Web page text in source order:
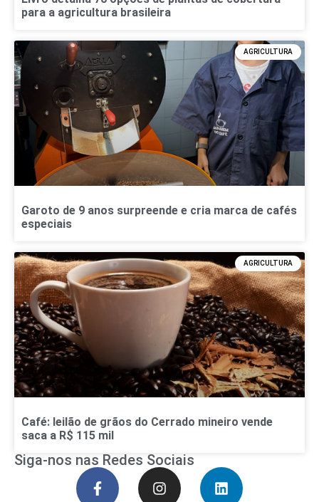
para a agricultura brasileira
AGRICULTURA
Garoto de 9 anos surpreende e cria marca de cafés
especiais
AGRICULTURA
Café: leilão de grãos do Cerrado mineiro vende
saca a R$ 115 mil
Siga-nos nas Redes Sociais